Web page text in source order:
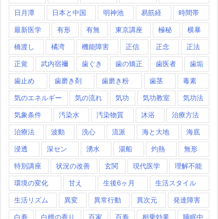
日月潭 日本と中国 明神池 易筋経 時間帯
最新医学 有形 有無 東京講座 極秘 横暴
橋渡し 橘湾 機能障害 正信 正念 正法
正覚 武内宿禰 歯ぐき 歯の矯正 歯医者 歯垢
歯止め 歯磨き剤 歯磨き粉 歯茎 毒素
気のエネルギー 気の流れ 気功 気功教室 気功法
気象条件 汚染水 汚染物質 沐浴 治療方法
治療法 波動 洗心 流派 海と大地 海底
浸透 深セン 湧水 湯船 灼熱 無形
特別講座 状況の改善 玄関 現代医学 理解不能
環境の変化 甘え 生後6ヶ月 生活スタイル
生活リズム 異変 異常行動 異次元 発達障害
白寿 白檀の香り 百家 百寿 相乗効果 睡眠中